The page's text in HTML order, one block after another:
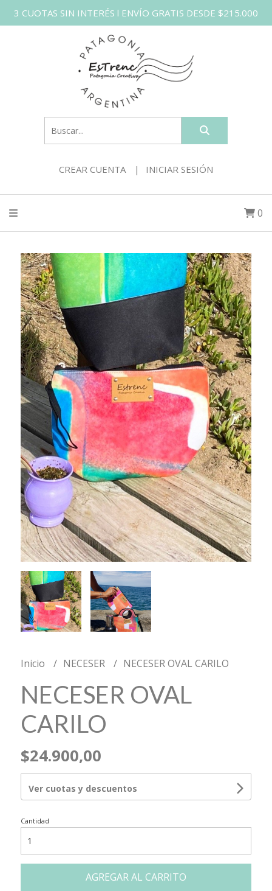
3 CUOTAS SIN INTERÉS l ENVÍO GRATIS DESDE $215.000
CREAR CUENTA INICIAR SESIÓN
0
Inicio NECESER NECESER OVAL CARILO
NECESER OVAL
CARILO
$24.900,00
Ver cuotas y descuentos
Cantidad
AGREGAR AL CARRITO